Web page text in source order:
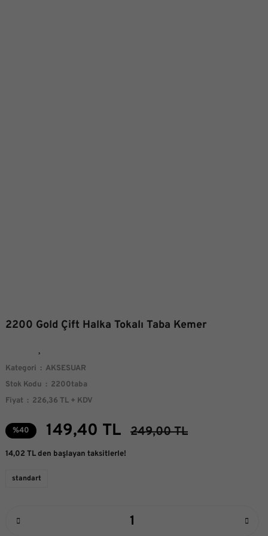
2200 Gold Çift Halka Tokalı Taba Kemer
Kategori
AKSESUAR
Stok Kodu
2200taba
Fiyat
226,36 TL + KDV
%40 149,40 TL 249,00 TL
14,02 TL den başlayan taksitlerle!
standart